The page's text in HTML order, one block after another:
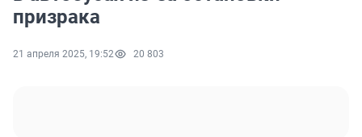
призрака
21 апреля 2025, 19:52 20 803